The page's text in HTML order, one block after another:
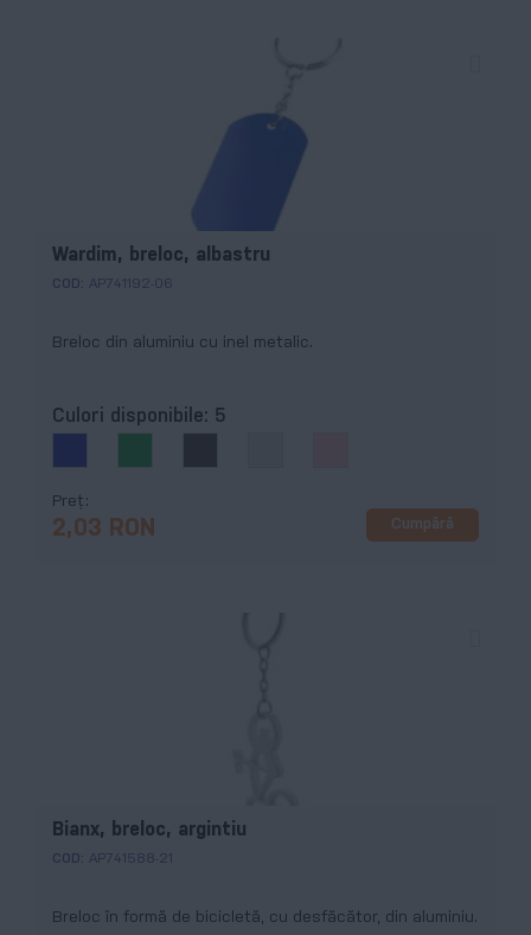
Wardim, breloc, albastru
COD: AP741192-06
Breloc din aluminiu cu inel metalic.
Culori disponibile: 5
Preț
2,03 RON Cumpără
Bianx, breloc, argintiu
COD: AP741588-21
Breloc în formă de bicicletă, cu desfăcător, din aluminiu.